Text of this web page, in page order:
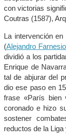
con victorias
Coutras (1587),
La intervención
(Alejandro Farnesio
dividió a los
Enrique de
tal de abjurar del
dio ese paso en
frase «París bien
coronado e hizo
sostener
reductos de la